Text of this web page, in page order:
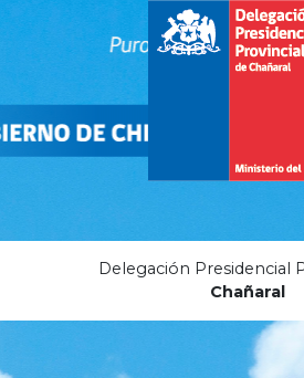
Delegación Presidencial
Chañaral